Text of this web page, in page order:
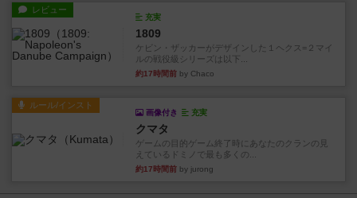
レビュー
充実
1809
ケビン・ザッカーがデザインした１ヘクス=２マイ
ルの戦役級シリーズは以下...
約17時間前 by Chaco
ルール/インスト
画像付き 充実
クマタ
ゲームの目的ゲーム終了時にあなたのクランの見
えているドミノで最も多くの...
約17時間前 by jurong